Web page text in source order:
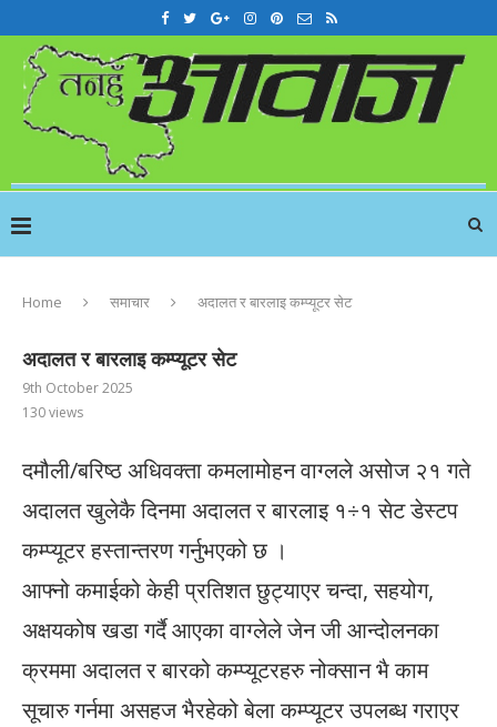
Home समाचार अदालत र बारलाइ कम्प्यूटर सेट
अदालत र बारलाइ कम्प्यूटर सेट
9th October 2025
130views
दमौली/बरिष्ठ अधिवक्ता कमलामोहन वाग्लले असोज २१ गते
अदालत खुलेकै दिनमा अदालत र बारलाइ १÷१ सेट डेस्टप
कम्प्यूटर हस्तान्तरण गर्नुभएको छ ।
आफ्नो कमाईको केही प्रतिशत छुट्याएर चन्दा, सहयोग,
अक्षयकोष खडा गर्दै आएका वाग्लेले जेन जी आन्दोलनका
क्रममा अदालत र बारको कम्प्यूटरहरु नोक्सान भै काम
सूचारु गर्नमा असहज भैरहेको बेला कम्प्यूटर उपलब्ध गराएर